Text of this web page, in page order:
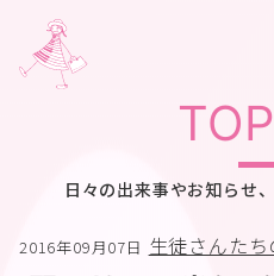
日々の出来事やお知らせ
2016年09月07日 生徒さんた